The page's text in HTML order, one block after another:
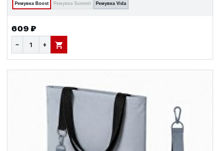
Ремувка Boost Ремувка Summit Ремувка Vida
609 ₽
− + В КОРЗИНУ